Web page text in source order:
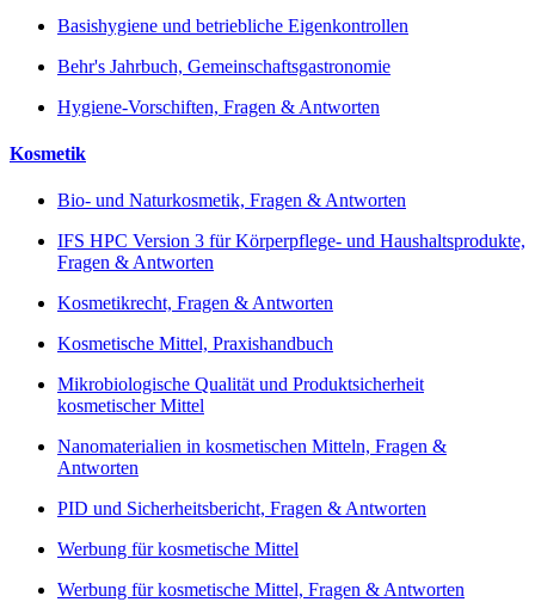
Basishygiene und betriebliche Eigenkontrollen
Behr's Jahrbuch, Gemeinschaftsgastronomie
Hygiene-Vorschiften, Fragen & Antworten
Kosmetik
Bio- und Naturkosmetik, Fragen & Antworten
IFS HPC Version 3 für Körperpflege- und Haushaltsprodukte,
Fragen & Antworten
Kosmetikrecht, Fragen & Antworten
Kosmetische Mittel, Praxishandbuch
Mikrobiologische Qualität und Produktsicherheit
kosmetischer Mittel
Nanomaterialien in kosmetischen Mitteln, Fragen &
Antworten
PID und Sicherheitsbericht, Fragen & Antworten
Werbung für kosmetische Mittel
Werbung für kosmetische Mittel, Fragen & Antworten